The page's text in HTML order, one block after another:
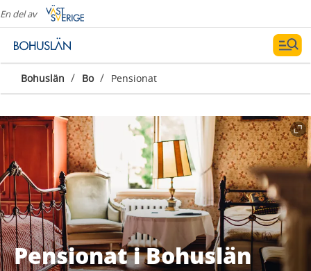
En del av
Bohuslän / Bo / Pensionat
Pensionat i Bohuslän